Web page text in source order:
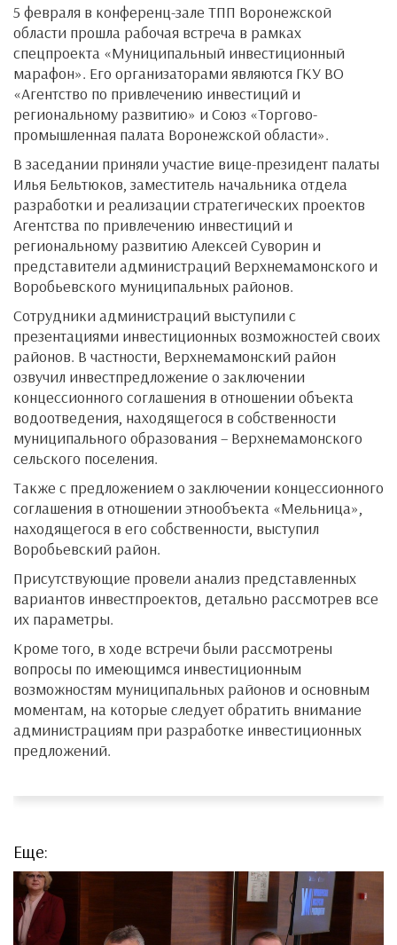
5 февраля в конференц-зале ТПП Воронежской
области прошла рабочая встреча в рамках
спецпроекта «Муниципальный инвестиционный
марафон». Его организаторами являются ГКУ ВО
«Агентство по привлечению инвестиций и
региональному развитию» и Союз «Торгово-
промышленная палата Воронежской области».
В заседании приняли участие вице-президент палаты
Илья Бельтюков, заместитель начальника отдела
разработки и реализации стратегических проектов
Агентства по привлечению инвестиций и
региональному развитию Алексей Суворин и
представители администраций Верхнемамонского и
Воробьевского муниципальных районов.
Сотрудники администраций выступили с
презентациями инвестиционных возможностей своих
районов. В частности, Верхнемамонский район
озвучил инвестпредложение о заключении
концессионного соглашения в отношении объекта
водоотведения, находящегося в собственности
муниципального образования – Верхнемамонского
сельского поселения.
Также с предложением о заключении концессионного
соглашения в отношении этнообъекта «Мельница»,
находящегося в его собственности, выступил
Воробьевский район.
Присутствующие провели анализ представленных
вариантов инвестпроектов, детально рассмотрев все
их параметры.
Кроме того, в ходе встречи были рассмотрены
вопросы по имеющимся инвестиционным
возможностям муниципальных районов и основным
моментам, на которые следует обратить внимание
администрациям при разработке инвестиционных
предложений.
Еще: